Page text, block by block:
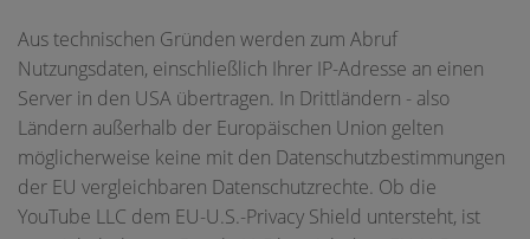
Aus technischen Gründen werden zum Abruf
Nutzungsdaten, einschließlich Ihrer IP-Adresse an einen
Server in den USA übertragen. In Drittländern - also
Ländern außerhalb der Europäischen Union gelten
möglicherweise keine mit den Datenschutzbestimmungen
der EU vergleichbaren Datenschutzrechte. Ob die
YouTube LLC dem EU-U.S.-Privacy Shield untersteht, ist